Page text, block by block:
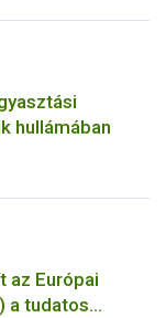
hullámában
az Európai
a tudatos